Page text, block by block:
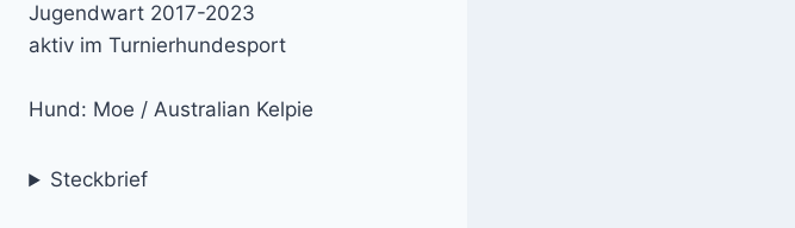
Jugendwart 2017-2023
aktiv im Turnierhundesport
Hund: Moe / Australian Kelpie
Steckbrief